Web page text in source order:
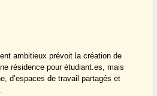
ambitieux prévoit la création de
résidence pour étudiant.es, mais
d’espaces de travail partagés et